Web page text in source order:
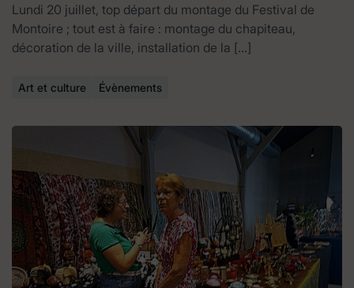
Lundi 20 juillet, top départ du montage du Festival de
Montoire ; tout est à faire : montage du chapiteau,
décoration de la ville, installation de la […]
Art et culture Évènements